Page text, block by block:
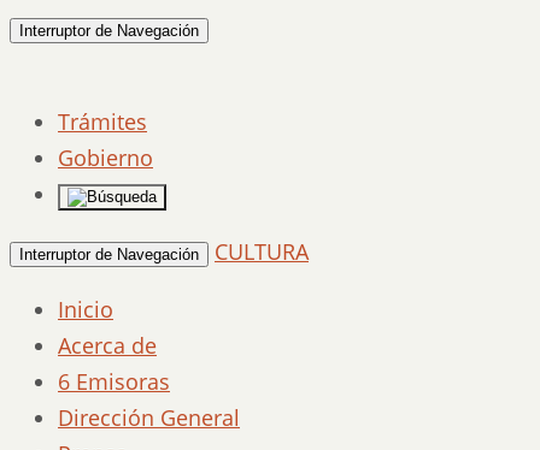
Interruptor de Navegación
Trámites
Gobierno
Interruptor de Navegación
CULTURA
Inicio
Acerca de
6 Emisoras
Dirección General